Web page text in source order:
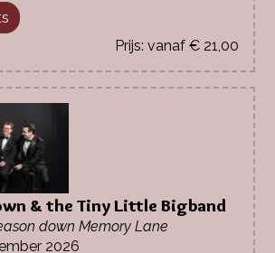
vanaf € 21,00
& the Tiny Little Bigband
down Memory Lane
2026